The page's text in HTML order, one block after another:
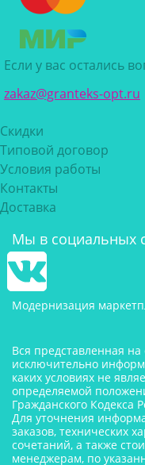
Если у вас остались
zakaz@granteks-opt.ru
Скидки
Типовой договор
Условия работы
Контакты
Доставка
Мы в социальных
Модернизация
Вся представленная
исключительно
каких условиях не
определяемой
Гражданского Кодекса
Для уточнения
заказов, технических
сочетаний, а также
менеджерам, по